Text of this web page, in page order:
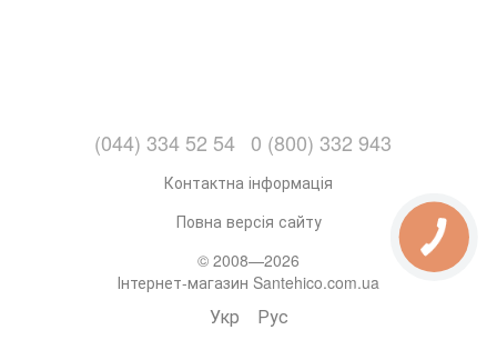
(044) 334 52 54 0 (800) 332 943
Контактна інформація
Повна версія сайту
© 2008—2026
Інтернет-магазин Santehico.com.ua
Укр Рус